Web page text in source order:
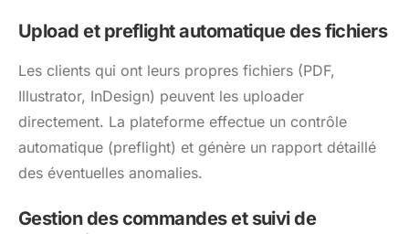
Upload et preflight automatique des fichiers
Les clients qui ont leurs propres fichiers (PDF,
Illustrator, InDesign) peuvent les uploader
directement. La plateforme effectue un contrôle
automatique (preflight) et génère un rapport détaillé
des éventuelles anomalies.
Gestion des commandes et suivi de